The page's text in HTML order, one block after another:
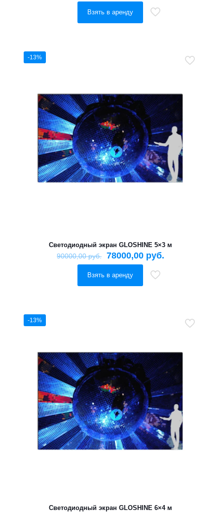
Взять в аренду
-13%
Светодиодный экран GLOSHINE 5×3 м
90000,00руб. 78000,00 руб.
Взять в аренду
-13%
Светодиодный экран GLOSHINE 6×4 м